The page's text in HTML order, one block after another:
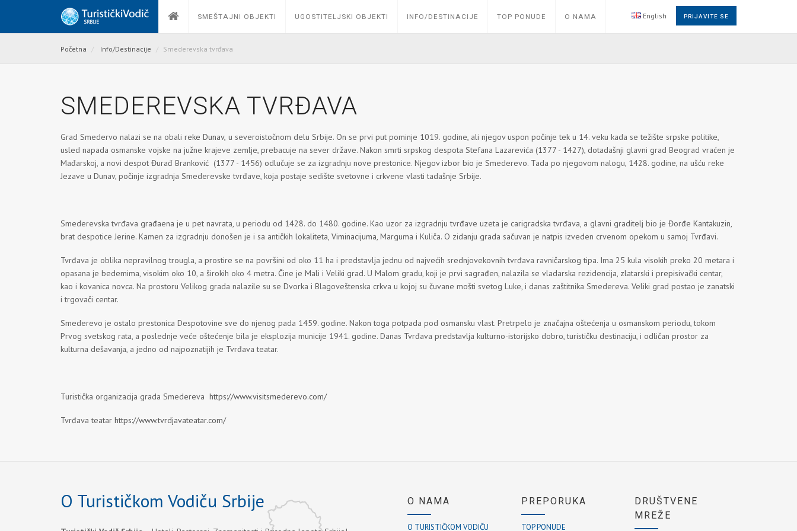
SMEŠTAJNI OBJEKTI UGOSTITELJSKI OBJEKTI INFO/DESTINACIJE TOP PONUDE O NAMA English PRIJAVITE SE
Početna Info/Destinacije Smederevska tvrđava
SMEDEREVSKA TVRĐAVA
Grad Smedervo nalazi se na obali reke Dunav, u severoistočnom delu Srbije. On se prvi put pominje 1019. godine, ali njegov uspon počinje tek u 14. veku kada se težište srpske politike,
usled napada osmanske vojske na južne krajeve zemlje, prebacuje na sever države. Nakon smrti srpskog despota Stefana Lazarevića (1377 - 1427), dotadašnji glavni grad Beograd vraćen je
Mađarskoj, a novi despot Đurađ Branković (1377 - 1456) odlučuje se za izgradnju nove prestonice. Njegov izbor bio je Smederevo. Tada po njegovom nalogu, 1428. godine, na ušću reke
Jezave u Dunav, počinje izgradnja Smederevske tvrđave, koja postaje sedište svetovne i crkvene vlasti tadašnje Srbije.
Smederevska tvrđava građaena je u pet navrata, u periodu od 1428. do 1480. godine. Kao uzor za izgradnju tvrđave uzeta je carigradska tvrđava, a glavni graditelj bio je Đorđe Kantakuzin,
brat despotice Jerine. Kamen za izgradnju donošen je i sa antičkih lokaliteta, Viminacijuma, Marguma i Kuliča. O zidanju grada sačuvan je natpis izveden crvenom opekom u samoj Tvrđavi.
Tvrđava je oblika nepravilnog trougla, a prostire se na površini od oko 11 ha i predstavlja jednu od najvećih srednjovekovnih tvrđava ravničarskog tipa. Ima 25 kula visokih preko 20 metara i
opasana je bedemima, visokim oko 10, a širokih oko 4 metra. Čine je Mali i Veliki grad. U Malom gradu, koji je prvi sagrađen, nalazila se vladarska rezidencija, zlatarski i prepisivački centar,
kao i kovanica novca. Na prostoru Velikog grada nalazile su se Dvorka i Blagoveštenska crkva u kojoj su čuvane mošti svetog Luke, i danas zaštitnika Smedereva. Veliki grad postao je zanatski
i trgovači centar.
Smederevo je ostalo prestonica Despotovine sve do njenog pada 1459. godine. Nakon toga potpada pod osmansku vlast. Pretrpelo je značajna oštećenja u osmanskom periodu, tokom
Prvog svetskog rata, a poslednje veće oštećenje bila je eksplozija municije 1941. godine. Danas Tvrđava predstavlja kulturno-istorijsko dobro, turističku destinaciju, i odličan prostor za
kulturna dešavanja, a jedno od najpoznatijih je Tvrđava teatar.
Turistička organizacija grada Smedereva https://www.visitsmederevo.com/
Tvrđava teatar https://www.tvrdjavateatar.com/
O Turističkom Vodiču Srbije O NAMA
O TURISTIČKOM VODIČU
PREPORUKA
TOP PONUDE
DRUŠTVENE
MREŽE